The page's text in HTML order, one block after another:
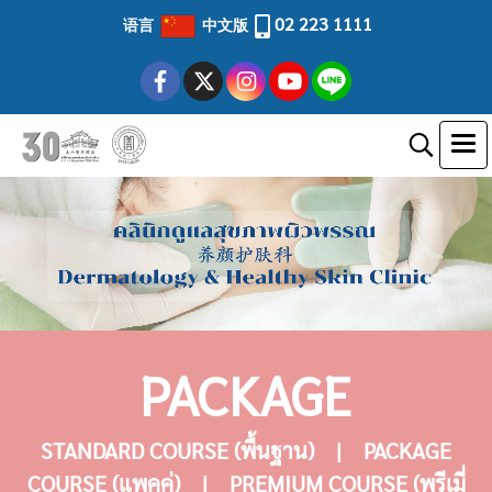
语言 中文版 02 223 1111
PACKAGE
STANDARD COURSE (พื้นฐาน)| PACKAGE
COURSE (แพคคู่)| PREMIUM COURSE (พรีเมี่